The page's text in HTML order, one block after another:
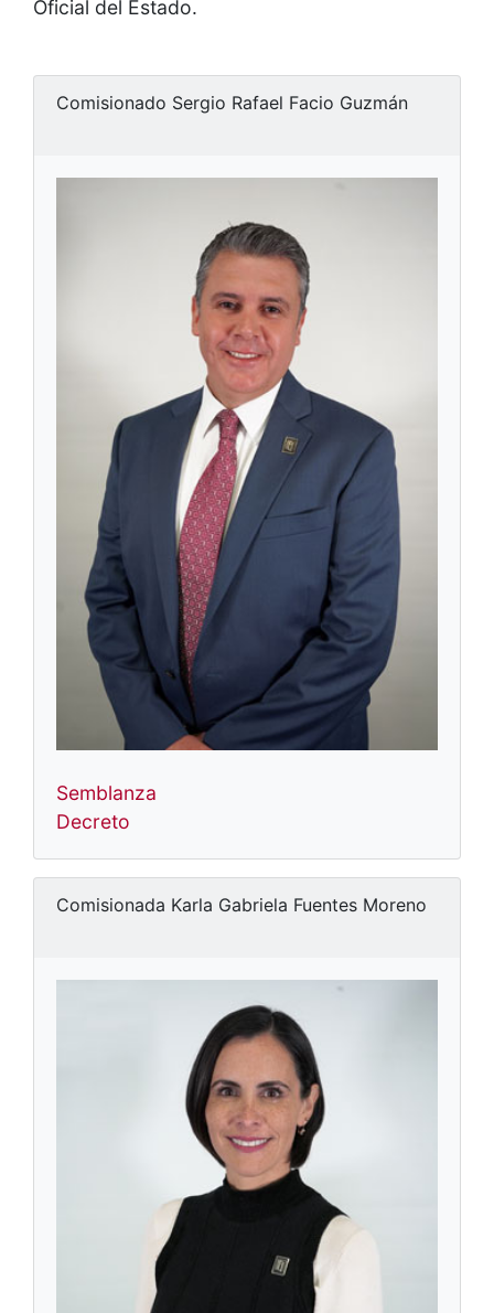
Oficial del Estado.
Comisionado Sergio Rafael Facio Guzmán
Semblanza
Decreto
Comisionada Karla Gabriela Fuentes Moreno